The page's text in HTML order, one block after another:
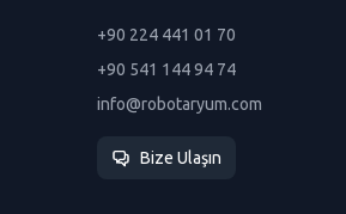
+90 224 441 01 70
+90 541 144 94 74
info@robotaryum.com
Bize Ulaşın